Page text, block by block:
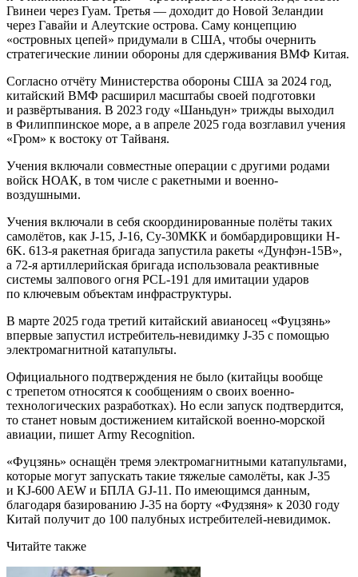
Гвинеи через Гуам. Третья — доходит до Новой Зеландии
через Гавайи и Алеутские острова. Саму концепцию
«островных цепей» придумали в США, чтобы очернить
стратегические линии обороны для сдерживания ВМФ Китая.
Согласно отчёту Министерства обороны США за 2024 год,
китайский ВМФ расширил масштабы своей подготовки
и развёртывания. В 2023 году «Шаньдун» трижды выходил
в Филиппинское море, а в апреле 2025 года возглавил учения
«Гром» к востоку от Тайваня.
Учения включали совместные операции с другими родами
войск НОАК, в том числе с ракетными и военно-
воздушными.
Учения включали в себя скоординированные полёты таких
самолётов, как J-15, J-16, Су-30МКК и бомбардировщики H-
6K. 613-я ракетная бригада запустила ракеты «Дунфэн-15B»,
а 72-я артиллерийская бригада использовала реактивные
системы залпового огня PCL-191 для имитации ударов
по ключевым объектам инфраструктуры.
В марте 2025 года третий китайский авианосец «Фуцзянь»
впервые запустил истребитель-невидимку J-35 с помощью
электромагнитной катапульты.
Официального подтверждения не было (китайцы вообще
с трепетом относятся к сообщениям о своих военно-
технологических разработках). Но если запуск подтвердится,
то станет новым достижением китайской военно-морской
авиации, пишет Army Recognition.
«Фуцзянь» оснащён тремя электромагнитными катапультами,
которые могут запускать такие тяжелые самолёты, как J-35
и KJ-600 AEW и БПЛА GJ-11. По имеющимся данным,
благодаря базированию J-35 на борту «Фудзяня» к 2030 году
Китай получит до 100 палубных истребителей-невидимок.
Читайте также